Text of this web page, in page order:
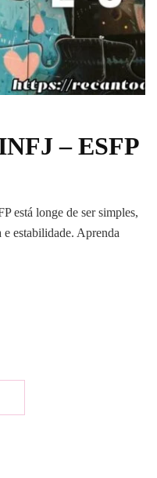
– ESFP
está longe de ser simples,
estabilidade. Aprenda